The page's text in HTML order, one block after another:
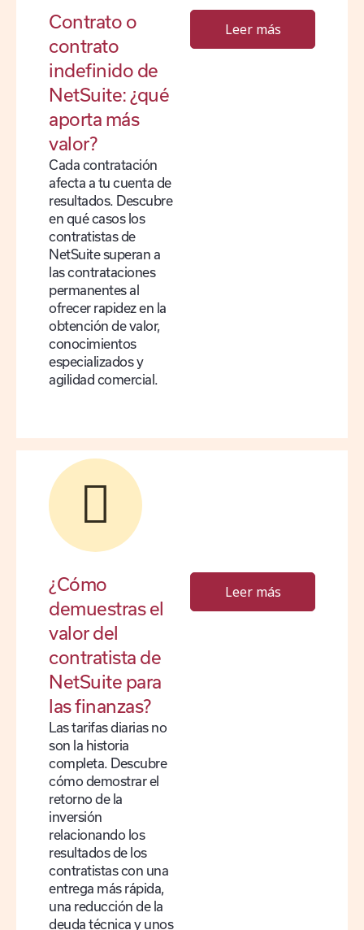
Contrato o
contrato
indefinido de
NetSuite: ¿qué
aporta más
valor?
Cada contratación
afecta a tu cuenta de
resultados. Descubre
en qué casos los
contratistas de
NetSuite superan a
las contrataciones
permanentes al
ofrecer rapidez en la
obtención de valor,
conocimientos
especializados y
agilidad comercial.
Leer más
¿Cómo
demuestras el
valor del
contratista de
NetSuite para
las finanzas?
Las tarifas diarias no
son la historia
completa. Descubre
cómo demostrar el
retorno de la
inversión
relacionando los
resultados de los
contratistas con una
entrega más rápida,
una reducción de la
deuda técnica y unos
Leer más